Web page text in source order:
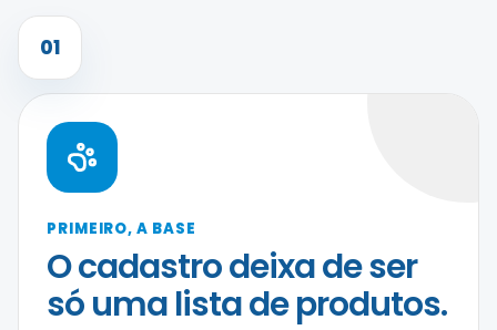
01
PRIMEIRO, A BASE
O cadastro deixa de ser
só uma lista de produtos.